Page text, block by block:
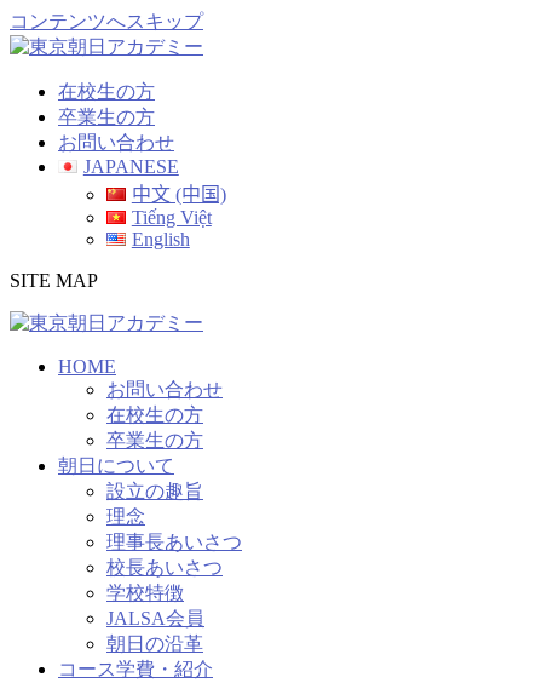
コンテンツへスキップ
在校生の方
卒業生の方
お問い合わせ
JAPANESE
中文 (中国)
Tiếng Việt
English
SITE MAP
HOME
お問い合わせ
在校生の方
卒業生の方
朝日について
設立の趣旨
理念
理事長あいさつ
校長あいさつ
学校特徴
JALSA会員
朝日の沿革
コース学費・紹介